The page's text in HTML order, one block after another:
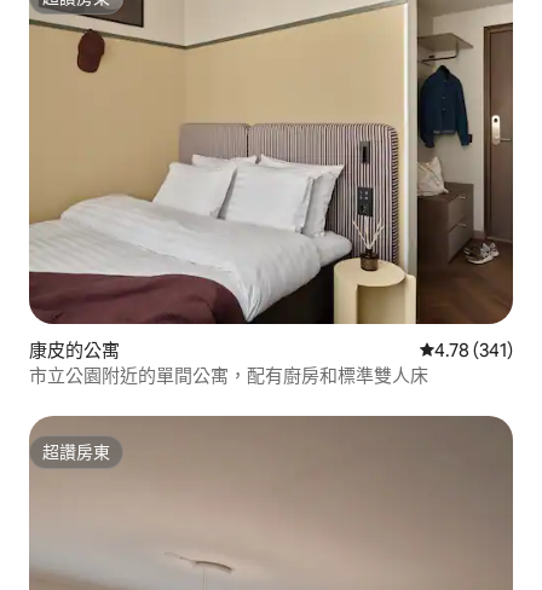
超讚房東
康皮的公寓 從 341 則評價
4.78 (341)
市立公園附近的單間公寓，配有廚房和標準雙人床
超讚房東
超讚房東